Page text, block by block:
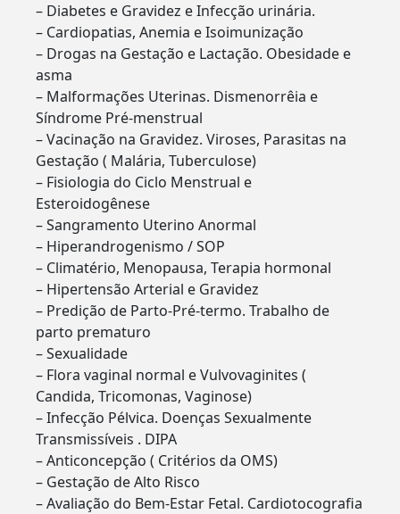
– Diabetes e Gravidez e Infecção urinária.
– Cardiopatias, Anemia e Isoimunização
– Drogas na Gestação e Lactação. Obesidade e
asma
– Malformações Uterinas. Dismenorrêia e
Síndrome Pré-menstrual
– Vacinação na Gravidez. Viroses, Parasitas na
Gestação ( Malária, Tuberculose)
– Fisiologia do Ciclo Menstrual e
Esteroidogênese
– Sangramento Uterino Anormal
– Hiperandrogenismo / SOP
– Climatério, Menopausa, Terapia hormonal
– Hipertensão Arterial e Gravidez
– Predição de Parto-Pré-termo. Trabalho de
parto prematuro
– Sexualidade
– Flora vaginal normal e Vulvovaginites (
Candida, Tricomonas, Vaginose)
– Infecção Pélvica. Doenças Sexualmente
Transmissíveis . DIPA
– Anticoncepção ( Critérios da OMS)
– Gestação de Alto Risco
– Avaliação do Bem-Estar Fetal. Cardiotocografia